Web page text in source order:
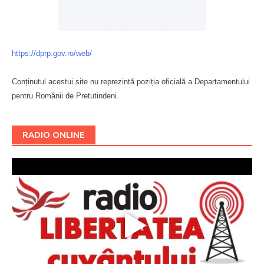
https://dprp.gov.ro/web/
Conținutul acestui site nu reprezintă poziția oficială a Departamentului
pentru Românii de Pretutindeni.
RADIO ONLINE